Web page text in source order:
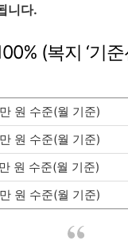
니다.
(복지 ‘기준
원 수준(월 기준)
원 수준(월 기준)
원 수준(월 기준)
원 수준(월 기준)